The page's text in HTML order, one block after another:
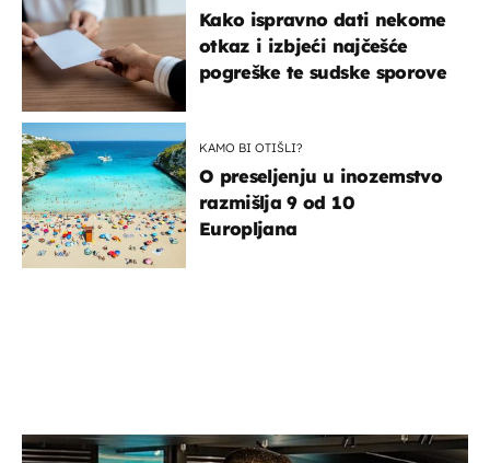
Kako ispravno dati nekome
otkaz i izbjeći najčešće
pogreške te sudske sporove
KAMO BI OTIŠLI?
O preseljenju u inozemstvo
razmišlja 9 od 10
Europljana